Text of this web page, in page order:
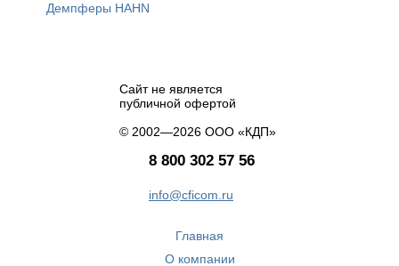
Демпферы HAHN
Сайт не является
публичной офертой
© 2002—2026 ООО «КДП»
8 800 302 57 56
info@cficom.ru
Главная
О компании